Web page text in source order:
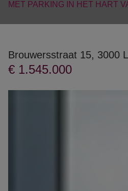
MET PARKING IN HET HART
Brouwersstraat 15, 3000
€ 1.545.000